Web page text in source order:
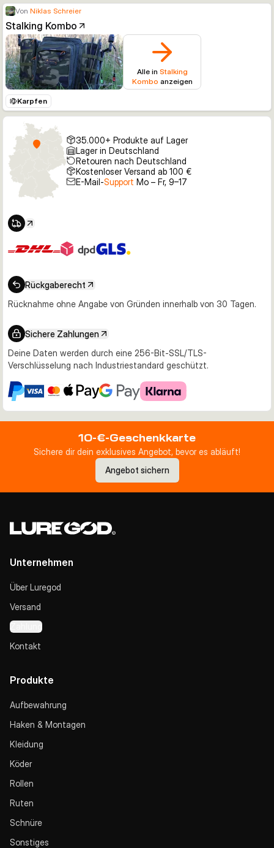
Von Niklas Schreier
Stalking Kombo
Alle in Stalking
Kombo anzeigen
Karpfen
35.000+ Produkte auf Lager
Lager in Deutschland
Retouren nach Deutschland
Kostenloser Versand ab 100 €
E-Mail-Support Mo – Fr, 9–17
Rückgaberecht
Rücknahme ohne Angabe von Gründen innerhalb von 30 Tagen.
Sichere Zahlungen
Deine Daten werden durch eine 256-Bit-SSL/TLS-
Verschlüsselung nach Industriestandard geschützt.
10-€-Geschenkkarte
Sichere dir dein exklusives Angebot, bevor es abläuft!
Angebot sichern
Unternehmen
Über Luregod
Versand
Zahlung
Kontakt
Produkte
Aufbewahrung
Haken & Montagen
Kleidung
Köder
Rollen
Ruten
Schnüre
Sonstiges